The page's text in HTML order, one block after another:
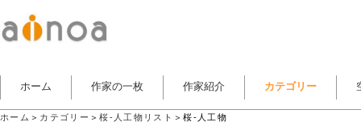
ホーム 作家の一枚 作家紹介 カテゴリー
ホーム ＞ カテゴリー ＞桜-人工物リスト ＞桜-人工物